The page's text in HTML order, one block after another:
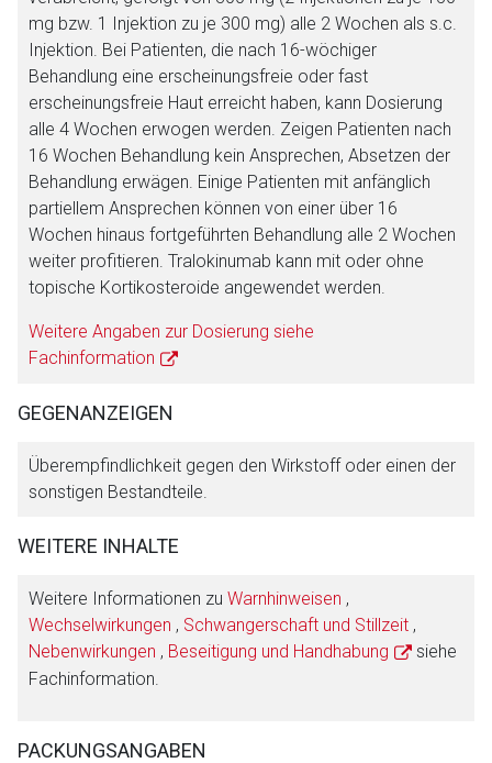
mg bzw. 1 Injektion zu je 300 mg) alle 2 Wochen als s.c.
Injektion. Bei Patienten, die nach 16-wöchiger
Behandlung eine erscheinungsfreie oder fast
erscheinungsfreie Haut erreicht haben, kann Dosierung
alle 4 Wochen erwogen werden. Zeigen Patienten nach
16 Wochen Behandlung kein Ansprechen, Absetzen der
Behandlung erwägen. Einige Patienten mit anfänglich
partiellem Ansprechen können von einer über 16
Wochen hinaus fortgeführten Behandlung alle 2 Wochen
weiter profitieren. Tralokinumab kann mit oder ohne
topische Kortikosteroide angewendet werden.
Weitere Angaben zur Dosierung siehe
Fachinformation
GEGENANZEIGEN
Überempfindlichkeit gegen den Wirkstoff oder einen der
sonstigen Bestandteile.
WEITERE INHALTE
Weitere Informationen zu Warnhinweisen ,
Wechselwirkungen , Schwangerschaft und Stillzeit ,
Nebenwirkungen , Beseitigung und Handhabung
siehe
Fachinformation.
PACKUNGSANGABEN